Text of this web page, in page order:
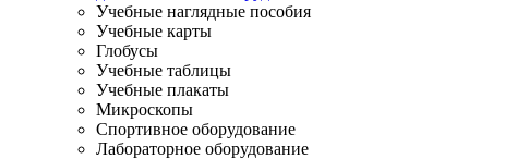
Учебные наглядные пособия
Учебные карты
Глобусы
Учебные таблицы
Учебные плакаты
Микроскопы
Спортивное оборудование
Лабораторное оборудование